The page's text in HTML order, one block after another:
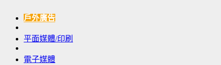
戶外廣告
平面媒體/印刷
電子媒體